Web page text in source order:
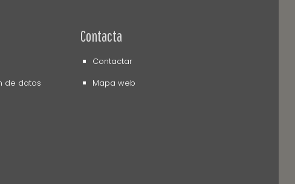
de datos
Contacta
Contactar
Mapa web